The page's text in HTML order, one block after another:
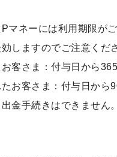
Pマネーには利用期限が
しますのでご注意くだ
さま：付与日から365
客さま：付与日から
金手続きはできません。